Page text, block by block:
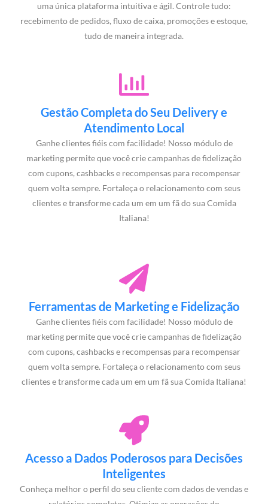
uma única plataforma intuitiva e ágil. Controle tudo:
recebimento de pedidos, fluxo de caixa, promoções e estoque,
tudo de maneira integrada.
Gestão Completa do Seu Delivery e
Atendimento Local
Ganhe clientes fiéis com facilidade! Nosso módulo de
marketing permite que você crie campanhas de fidelização
com cupons, cashbacks e recompensas para recompensar
quem volta sempre. Fortaleça o relacionamento com seus
clientes e transforme cada um em um fã do sua Comida
Italiana!
Ferramentas de Marketing e Fidelização
Ganhe clientes fiéis com facilidade! Nosso módulo de
marketing permite que você crie campanhas de fidelização
com cupons, cashbacks e recompensas para recompensar
quem volta sempre. Fortaleça o relacionamento com seus
clientes e transforme cada um em um fã sua Comida Italiana!
Acesso a Dados Poderosos para Decisões
Inteligentes
Conheça melhor o perfil do seu cliente com dados de vendas e